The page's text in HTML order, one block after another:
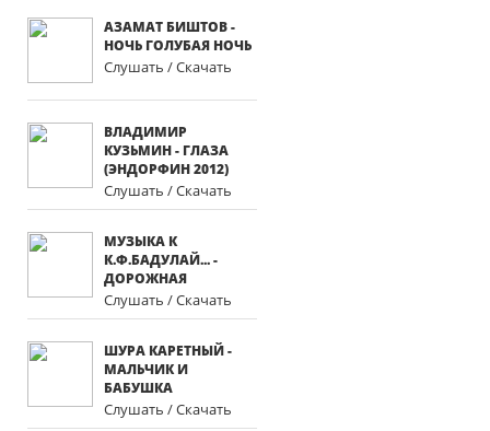
АЗАМАТ БИШТОВ -
НОЧЬ ГОЛУБАЯ НОЧЬ
Слушать / Скачать
ВЛАДИМИР
КУЗЬМИН - ГЛАЗА
(ЭНДОРФИН 2012)
Слушать / Скачать
МУЗЫКА К
К.Ф.БАДУЛАЙ... -
ДОРОЖНАЯ
Слушать / Скачать
ШУРА КАРЕТНЫЙ -
МАЛЬЧИК И
БАБУШКА
Слушать / Скачать